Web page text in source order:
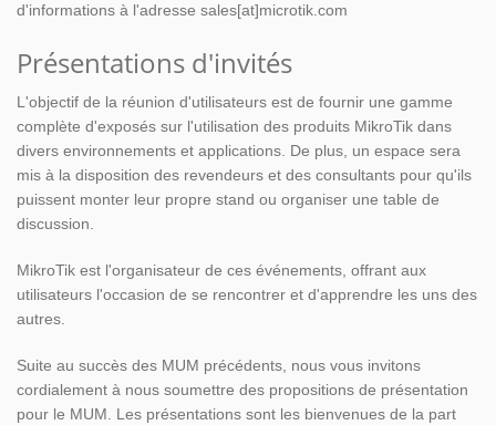
d'informations à l'adresse sales[at]microtik.com
Présentations d'invités
L'objectif de la réunion d'utilisateurs est de fournir une gamme
complète d'exposés sur l'utilisation des produits MikroTik dans
divers environnements et applications. De plus, un espace sera
mis à la disposition des revendeurs et des consultants pour qu'ils
puissent monter leur propre stand ou organiser une table de
discussion.
MikroTik est l'organisateur de ces événements, offrant aux
utilisateurs l'occasion de se rencontrer et d'apprendre les uns des
autres.
Suite au succès des MUM précédents, nous vous invitons
cordialement à nous soumettre des propositions de présentation
pour le MUM. Les présentations sont les bienvenues de la part